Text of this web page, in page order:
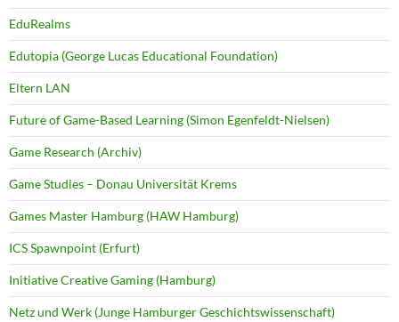
EduRealms
Edutopia (George Lucas Educational Foundation)
Eltern LAN
Future of Game-Based Learning (Simon Egenfeldt-Nielsen)
Game Research (Archiv)
Game Studies – Donau Universität Krems
Games Master Hamburg (HAW Hamburg)
ICS Spawnpoint (Erfurt)
Initiative Creative Gaming (Hamburg)
Netz und Werk (Junge Hamburger Geschichtswissenschaft)